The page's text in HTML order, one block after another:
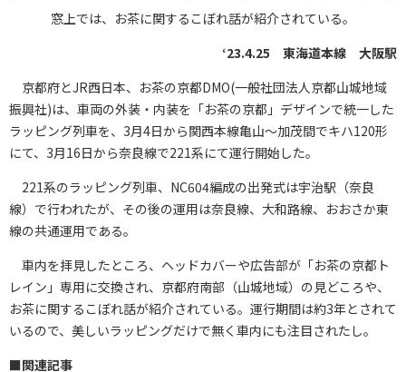
窓上では、お茶に関するこぼれ話が紹介されている。
‘23.4.25 東海道本線 大阪駅
京都府とJR西日本、お茶の京都DMO(一般社団法人京都山城地域
振興社)は、車両の外装・内装を「お茶の京都」デザインで統一した
ラッピング列車を、3月4日から関西本線亀山～加茂間でキハ120形
にて、3月16日から奈良線で221系にて運行開始した。
221系のラッピング列車、NC604編成の出発式は宇治駅（奈良
線）で行われたが、その後の運用は奈良線、大和路線、おおさか東
線の共通運用である。
車内を拝見したところ、ヘッドカバーや広告部が「お茶の京都ト
レイン」専用に交換され、京都府南部（山城地域）の見どころや、
お茶に関するこぼれ話が紹介されている。運行期間は約3年とされて
いるので、美しいラッピングだけで無く車内にも注目されたし。
■関連記事